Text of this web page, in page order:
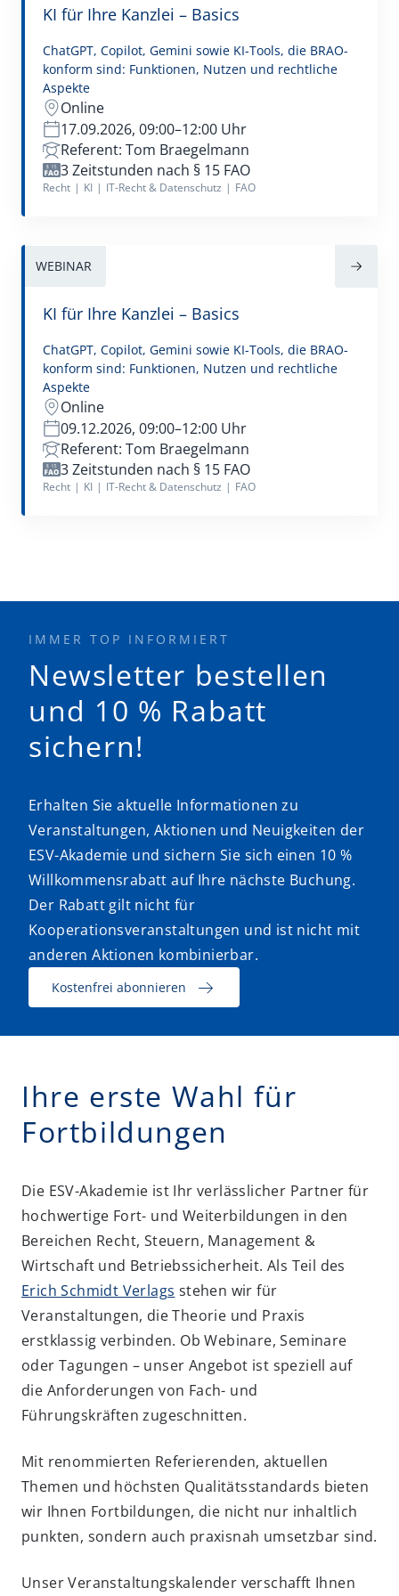
Verwaltungsrecht
KI für Ihre Kanzlei – Basics
ChatGPT, Copilot, Gemini sowie KI-Tools, die BRAO-
konform sind: Funktionen, Nutzen und rechtliche
Aspekte
Online
17.09.2026, 09:00–12:00 Uhr
Referent: Tom Braegelmann
3 Zeitstunden nach § 15 FAO
Recht | KI | IT-Recht & Datenschutz | FAO
WEBINAR
KI für Ihre Kanzlei –​ Basics
ChatGPT, Copilot, Gemini sowie KI-Tools, die BRAO-
konform sind: Funktionen, Nutzen und rechtliche
Aspekte
Online
09.12.2026, 09:00–12:00 Uhr
Referent: Tom Braegelmann
3 Zeitstunden nach § 15 FAO
Recht | KI | IT-Recht & Datenschutz | FAO
IMMER TOP INFORMIERT
Newsletter bestellen
und 10 % Rabatt
sichern!
Erhalten Sie aktuelle Informationen zu
Veranstaltungen, Aktionen und Neuigkeiten der
ESV-Akademie und sichern Sie sich einen 10 %
Willkommensrabatt auf Ihre nächste Buchung.
Der Rabatt gilt nicht für
Kooperationsveranstaltungen und ist nicht mit
anderen Aktionen kombinierbar.
Kostenfrei abonnieren
Ihre erste Wahl für
Fortbildungen
Die ESV-Akademie ist Ihr verlässlicher Partner für
hochwertige Fort- und Weiterbildungen in den
Bereichen Recht, Steuern, Management &
Wirtschaft und Betriebssicherheit. Als Teil des
Erich Schmidt Verlags stehen wir für
Veranstaltungen, die Theorie und Praxis
erstklassig verbinden. Ob Webinare, Seminare
oder Tagungen – unser Angebot ist speziell auf
die Anforderungen von Fach- und
Führungskräften zugeschnitten.
Mit renommierten Referierenden, aktuellen
Themen und höchsten Qualitätsstandards bieten
wir Ihnen Fortbildungen, die nicht nur inhaltlich
punkten, sondern auch praxisnah umsetzbar sind.
Unser Veranstaltungskalender verschafft Ihnen